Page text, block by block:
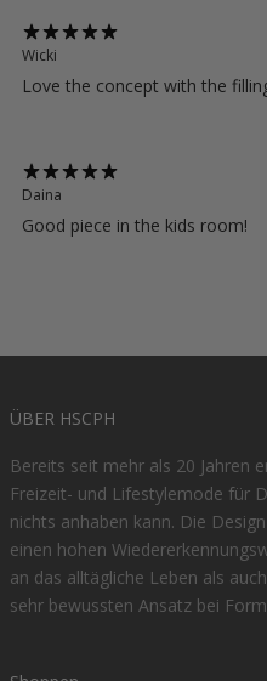
Wicki
Love the concept with the
Daina
Good piece in the kids room!
ÜBER HSCPH
Bereits seit mehr als 20 Jahren
Freizeit- und Lifestylemode für
nichts anhaben kann. Die
einen hohen
an das alltägliche Leben als
sehr bewussten Ansatz bei